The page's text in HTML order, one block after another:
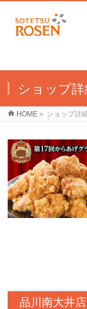
ショップ詳
HOME » ショップ詳
品川南大井店